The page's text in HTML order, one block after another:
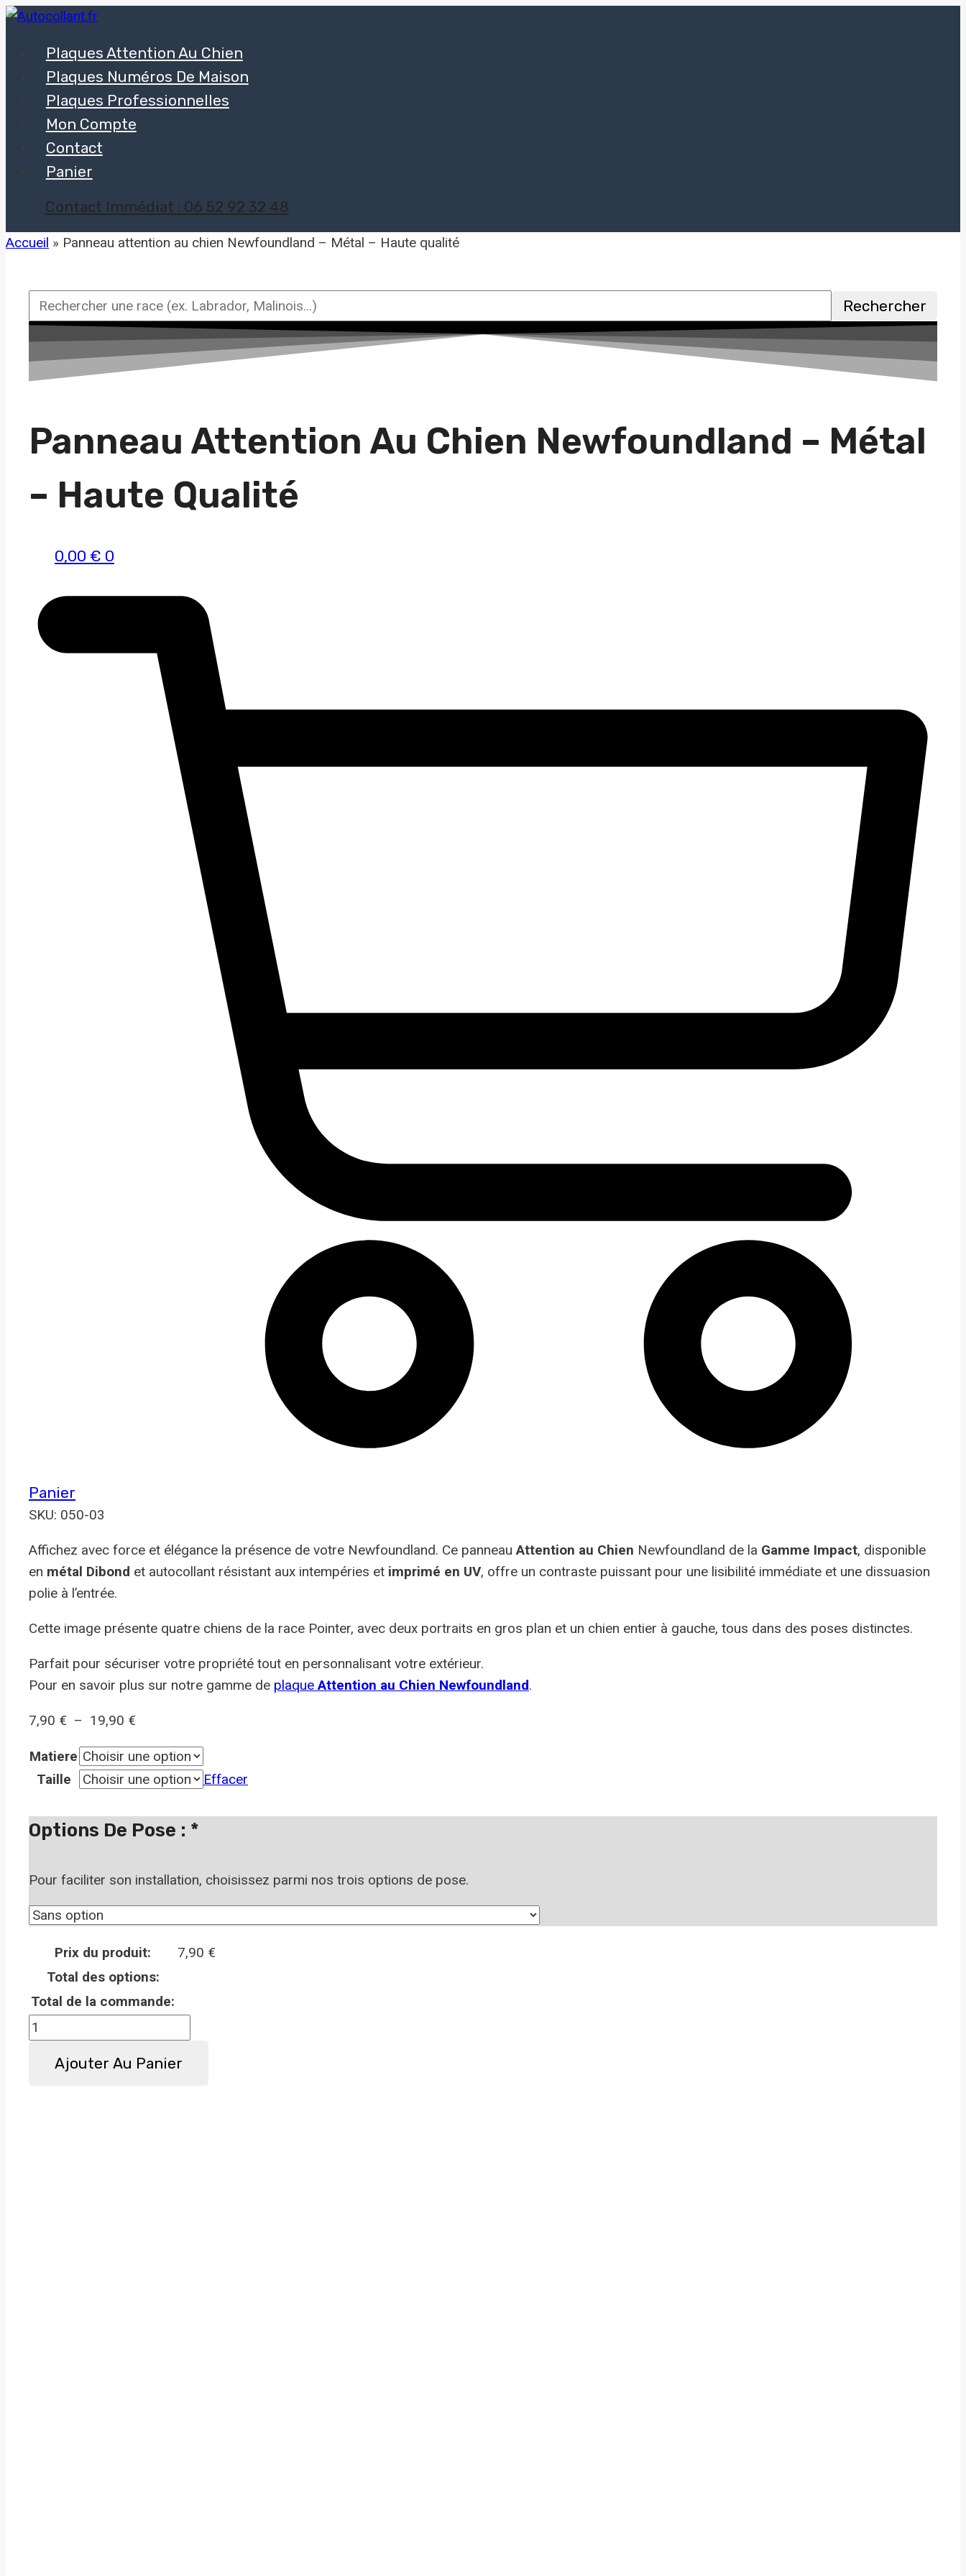
Aller
contenuPlaques Attention Au Chien
Plaques Numéros De Maison
Plaques Professionnelles
Mon Compte
Contact
Panier
Contact Immédiat : 06 52 92 32 48
Accueil » Panneau attention au chien Newfoundland – Métal – Haute qualité
Rechercher
race
Rechercher
Panneau Attention Au Chien Newfoundland – Métal
– Haute Qualité
0,00 € 0
Panier
SKU: 050-03
Affichez avec force et élégance la présence de votre Newfoundland. Ce panneauAttention au Chien Newfoundland de la Gamme Impact, disponible
en métal Dibond et autocollant résistant aux intempéries et imprimé en UV, offre un contraste puissant pour une lisibilité immédiate et une dissuasion
polie à l’entrée.
Cette image présente quatre chiens de la race Pointer, avec deux portraits en gros plan et un chien entier à gauche, tous dans des poses distinctes.
Parfait pour sécuriser votre propriété tout en personnalisant votre extérieur.
Pour en savoir plus sur notre gamme de plaqueAttention au Chien Newfoundland.
7,90 € – 19,90 €
prix :
7,90 €
19,90 €
Matiere
Taille
Effacer
Options De Pose : *
Pour faciliter son installation, choisissez parmi nos trois options de pose.
Prix du produit: 7,90 €
Total des options:
Total de la commande:
quantité
de
Panneau
Ajouter Au Panier